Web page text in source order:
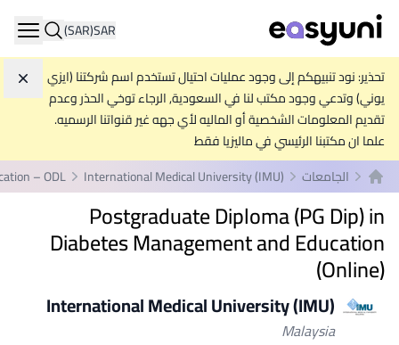
SAR
(SAR)
تحذير: نود تنبيهكم إلى وجود عمليات احتيال تستخدم اسم شركتنا (ايزي
يوني) وتدعي وجود مكتب لنا في السعودية, الرجاء توخي الحذر وعدم
تقديم المعلومات الشخصية أو الماليه لأي جهه غير قنواتنا الرسميه.
علما ان مكتبنا الرئيسي في ماليزيا فقط
الصفحة الرئيسية
الجامعات International Medical University (IMU)
– ODL
Postgraduate Diploma (PG Dip) in
Diabetes Management and Education
(Online)
International Medical University (IMU)
Malaysia